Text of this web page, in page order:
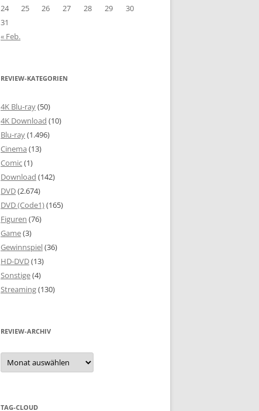
24
25 26 27 28 29
30
31
« Feb.
REVIEW-KATEGORIEN
4K Blu-ray(50)
4K Download (10)
Blu-ray(1.496)
Cinema (13)
Comic(1)
Download (142)
DVD(2.674)
DVD (Code1)(165)
Figuren (76)
Game(3)
Gewinnspiel(36)
HD-DVD(13)
Sonstige(4)
Streaming(130)
REVIEW-ARCHIV
Review-
Archiv
TAG-CLOUD